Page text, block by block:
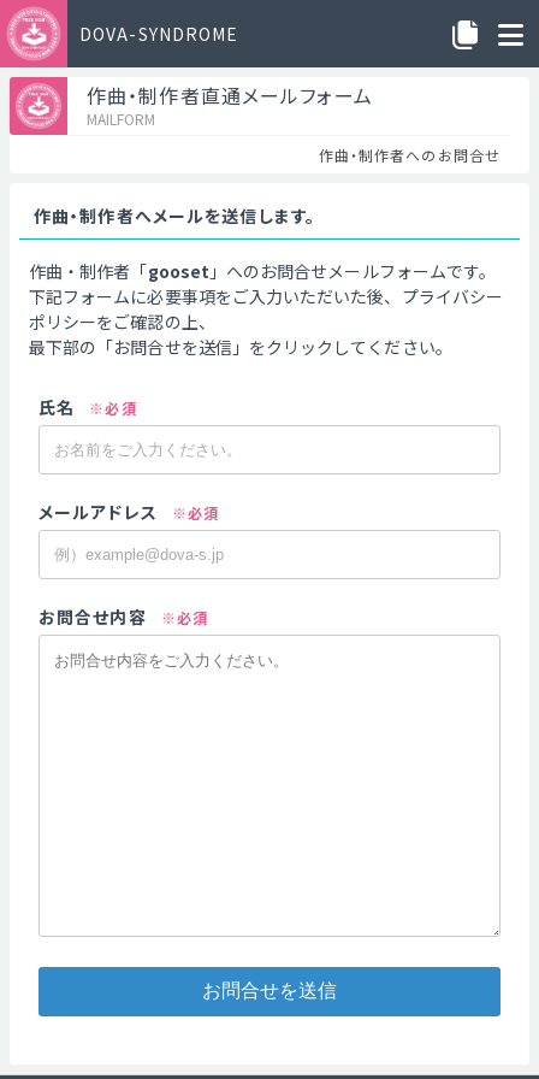
DOVA-SYNDROME
作曲・制作者直通メールフォーム
MAILFORM
作曲・制作者へのお問合せ
作曲・制作者へメールを送信します。
作曲・制作者「gooset」へのお問合せメールフォームです。
下記フォームに必要事項をご入力いただいた後、プライバシー
ポリシーをご確認の上、
最下部の「お問合せを送信」をクリックしてください。
氏名 ※必須
メールアドレス ※必須
お問合せ内容 ※必須
お問合せを送信